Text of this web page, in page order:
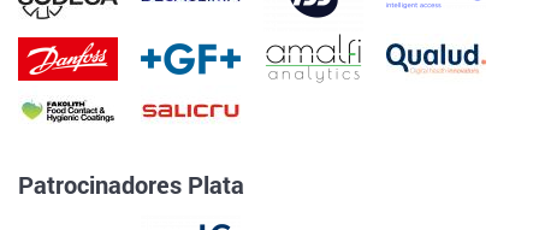
Patrocinadores Plata